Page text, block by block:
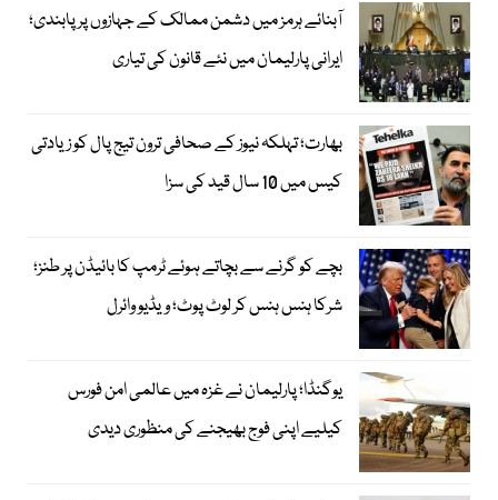
آبنائے ہرمز میں دشمن ممالک کے جہازوں پر پابندی؛
ایرانی پارلیمان میں نئے قانون کی تیاری
بھارت؛ تہلکہ نیوز کے صحافی ترون تیج پال کو زیادتی
کیس میں 10 سال قید کی سزا
بچے کو گرنے سے بچاتے ہوئے ٹرمپ کا بائیڈن پر طنز؛
شرکا ہنس ہنس کر لوٹ پوٹ؛ ویڈیو وائرل
یوگنڈا؛ پارلیمان نے غزہ میں عالمی امن فورس
کیلیے اپنی فوج بھیجنے کی منظوری دیدی